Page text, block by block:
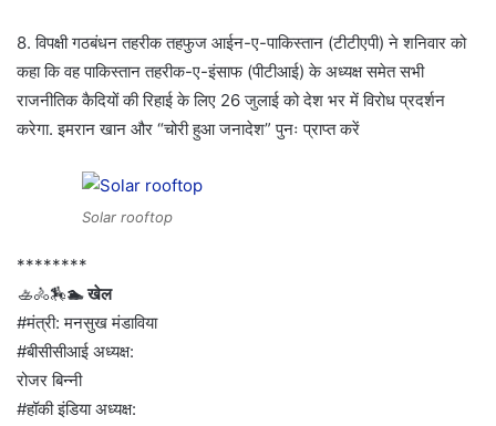
8. विपक्षी गठबंधन तहरीक तहफुज आईन-ए-पाकिस्तान (टीटीएपी) ने शनिवार को
कहा कि वह पाकिस्तान तहरीक-ए-इंसाफ (पीटीआई) के अध्यक्ष समेत सभी
राजनीतिक कैदियों की रिहाई के लिए 26 जुलाई को देश भर में विरोध प्रदर्शन
करेगा. इमरान खान और “चोरी हुआ जनादेश” पुनः प्राप्त करें
Solar rooftop
********
🚣🚴🏇🏊 खेल
#मंत्री: मनसुख मंडाविया
#बीसीसीआई अध्यक्ष:
रोजर बिन्नी
#हॉकी इंडिया अध्यक्ष: